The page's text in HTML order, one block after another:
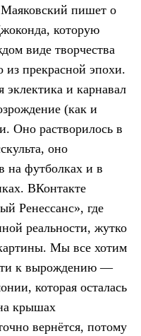
пишет о
которую
виде творчества
из прекрасной эпохи.
и карнавал
(как и
Оно растворилось в
оно
на футболках и в
ВКонтакте
Ренессанс», где
реальности, жутко
Мы все хотим
к вырождению —
которая осталась
крышах
вернётся, потому